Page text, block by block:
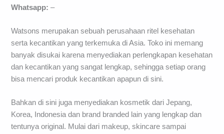
Whatsapp: –
Watsons merupakan sebuah perusahaan ritel kesehatan
serta kecantikan yang terkemuka di Asia. Toko ini memang
banyak disukai karena menyediakan perlengkapan kesehatan
dan kecantikan yang sangat lengkap, sehingga setiap orang
bisa mencari produk kecantikan apapun di sini.
Bahkan di sini juga menyediakan kosmetik dari Jepang,
Korea, Indonesia dan brand branded lain yang lengkap dan
tentunya original. Mulai dari makeup, skincare sampai